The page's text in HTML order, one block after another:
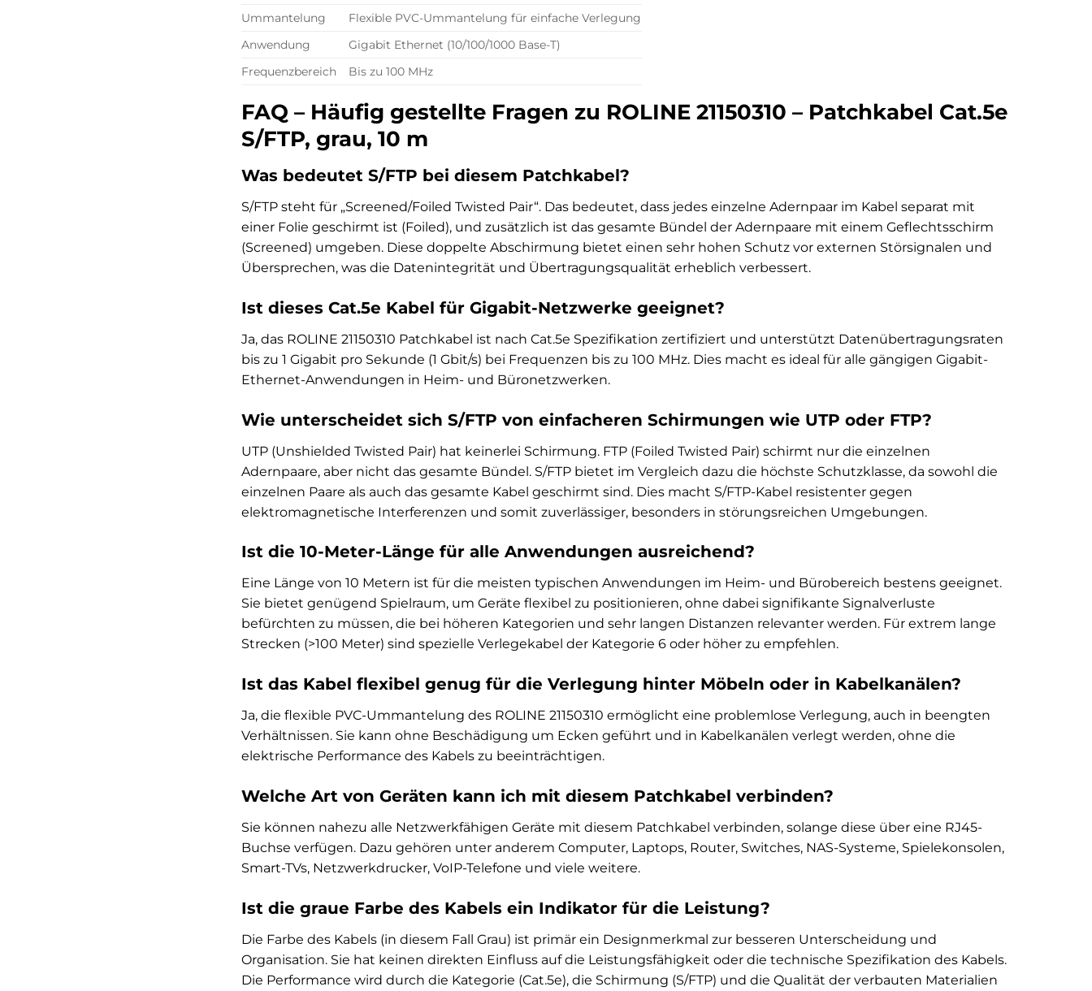
Ummantelung
Flexible PVC-Ummantelung für einfache Verlegung
Anwendung
Gigabit Ethernet (10/100/1000 Base-T)
Frequenzbereich
Bis zu 100 MHz
FAQ – Häufig gestellte Fragen zu ROLINE 21150310 – Patchkabel Cat.5e
S/FTP, grau, 10 m
Was bedeutet S/FTP bei diesem Patchkabel?
S/FTP steht für „Screened/Foiled Twisted Pair“. Das bedeutet, dass jedes einzelne Adernpaar im Kabel separat mit
einer Folie geschirmt ist (Foiled), und zusätzlich ist das gesamte Bündel der Adernpaare mit einem Geflechtsschirm
(Screened) umgeben. Diese doppelte Abschirmung bietet einen sehr hohen Schutz vor externen Störsignalen und
Übersprechen, was die Datenintegrität und Übertragungsqualität erheblich verbessert.
Ist dieses Cat.5e Kabel für Gigabit-Netzwerke geeignet?
Ja, das ROLINE 21150310 Patchkabel ist nach Cat.5e Spezifikation zertifiziert und unterstützt Datenübertragungsraten
bis zu 1 Gigabit pro Sekunde (1 Gbit/s) bei Frequenzen bis zu 100 MHz. Dies macht es ideal für alle gängigen Gigabit-
Ethernet-Anwendungen in Heim- und Büronetzwerken.
Wie unterscheidet sich S/FTP von einfacheren Schirmungen wie UTP oder FTP?
UTP (Unshielded Twisted Pair) hat keinerlei Schirmung. FTP (Foiled Twisted Pair) schirmt nur die einzelnen
Adernpaare, aber nicht das gesamte Bündel. S/FTP bietet im Vergleich dazu die höchste Schutzklasse, da sowohl die
einzelnen Paare als auch das gesamte Kabel geschirmt sind. Dies macht S/FTP-Kabel resistenter gegen
elektromagnetische Interferenzen und somit zuverlässiger, besonders in störungsreichen Umgebungen.
Ist die 10-Meter-Länge für alle Anwendungen ausreichend?
Eine Länge von 10 Metern ist für die meisten typischen Anwendungen im Heim- und Bürobereich bestens geeignet.
Sie bietet genügend Spielraum, um Geräte flexibel zu positionieren, ohne dabei signifikante Signalverluste
befürchten zu müssen, die bei höheren Kategorien und sehr langen Distanzen relevanter werden. Für extrem lange
Strecken (>100 Meter) sind spezielle Verlegekabel der Kategorie 6 oder höher zu empfehlen.
Ist das Kabel flexibel genug für die Verlegung hinter Möbeln oder in Kabelkanälen?
Ja, die flexible PVC-Ummantelung des ROLINE 21150310 ermöglicht eine problemlose Verlegung, auch in beengten
Verhältnissen. Sie kann ohne Beschädigung um Ecken geführt und in Kabelkanälen verlegt werden, ohne die
elektrische Performance des Kabels zu beeinträchtigen.
Welche Art von Geräten kann ich mit diesem Patchkabel verbinden?
Sie können nahezu alle Netzwerkfähigen Geräte mit diesem Patchkabel verbinden, solange diese über eine RJ45-
Buchse verfügen. Dazu gehören unter anderem Computer, Laptops, Router, Switches, NAS-Systeme, Spielekonsolen,
Smart-TVs, Netzwerkdrucker, VoIP-Telefone und viele weitere.
Ist die graue Farbe des Kabels ein Indikator für die Leistung?
Die Farbe des Kabels (in diesem Fall Grau) ist primär ein Designmerkmal zur besseren Unterscheidung und
Organisation. Sie hat keinen direkten Einfluss auf die Leistungsfähigkeit oder die technische Spezifikation des Kabels.
Die Performance wird durch die Kategorie (Cat.5e), die Schirmung (S/FTP) und die Qualität der verbauten Materialien